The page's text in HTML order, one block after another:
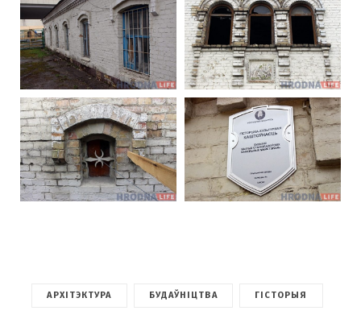
АРХІТЭКТУРА БУДАЎНІЦТВА ГІСТОРЫЯ